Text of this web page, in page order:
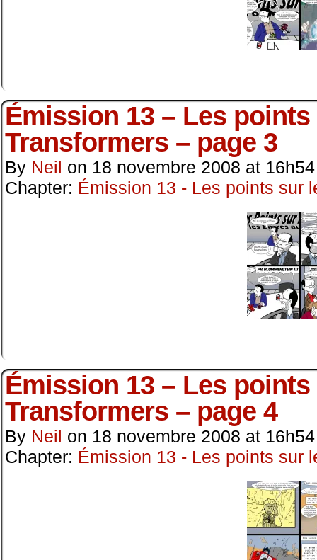
Émission 13 – Les
Transformers – page 3
By Neil on 18 novembre 2008 at 16h54
Chapter: Émission 13 - Les points sur
Émission 13 – Les
Transformers – page 4
By Neil on 18 novembre 2008 at 16h54
Chapter: Émission 13 - Les points sur